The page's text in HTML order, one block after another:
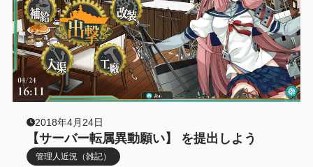
2018年4月24日
【サーバー転属異動願い】 を提出しよう
管理人近況（雑記）